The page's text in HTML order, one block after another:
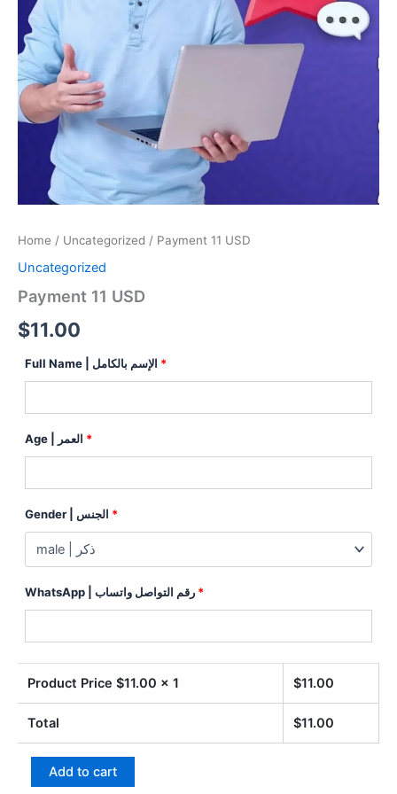
Home / Uncategorized / Payment 11 USD
Uncategorized
Payment 11 USD
$11.00
Full Name | الإسم بالكامل *
Age | العمر *
Gender | الجنس *
WhatsApp | رقم التواصل واتساب *
Product Price $11.00 x 1 $11.00
Total $11.00
Add to cart